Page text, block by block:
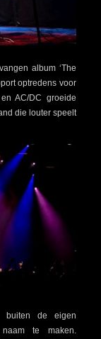
album ‘The
optredens voor
AC/DC groeide
die louter speelt
de eigen
te maken.